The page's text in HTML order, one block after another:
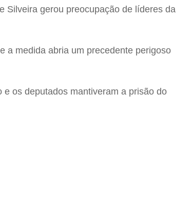
Silveira gerou preocupação de líderes da
a medida abria um precedente perigoso
os deputados mantiveram a prisão do